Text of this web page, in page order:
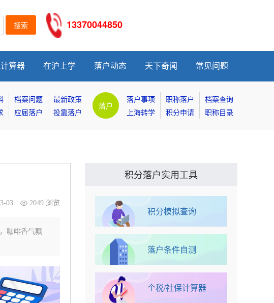
搜索 13370044850
算器 在沪上学 落户动态 天下奇闻 常见问题
档案问题
最新政策
应届落户 投靠落户
落户
落户事项 职称落户
档案查询
上海转学
积分申请 职称目录
03 2049 浏览
咖啡香气飘
积分落户实用工具